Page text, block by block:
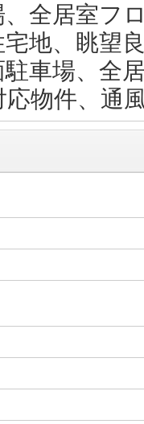
全居室フ
地、眺望
車場、全
物件、通